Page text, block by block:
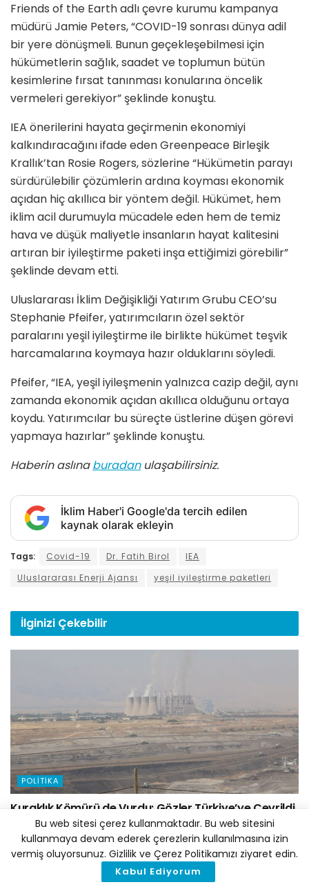
Friends of the Earth adlı çevre kurumu kampanya
müdürü Jamie Peters, “COVID-19 sonrası dünya adil
bir yere dönüşmeli. Bunun geçekleşebilmesi için
hükümetlerin sağlık, saadet ve toplumun bütün
kesimlerine fırsat tanınması konularına öncelik
vermeleri gerekiyor” şeklinde konuştu.
IEA önerilerini hayata geçirmenin ekonomiyi
kalkındıracağını ifade eden Greenpeace Birleşik
Krallık’tan Rosie Rogers, sözlerine “Hükümetin parayı
sürdürülebilir çözümlerin ardına koyması ekonomik
açıdan hiç akıllıca bir yöntem değil. Hükümet, hem
iklim acil durumuyla mücadele eden hem de temiz
hava ve düşük maliyetle insanların hayat kalitesini
artıran bir iyileştirme paketi inşa ettiğimizi görebilir”
şeklinde devam etti.
Uluslararası İklim Değişikliği Yatırım Grubu CEO’su
Stephanie Pfeifer, yatırımcıların özel sektör
paralarını yeşil iyileştirme ile birlikte hükümet teşvik
harcamalarına koymaya hazır olduklarını söyledi.
Pfeifer, “IEA, yeşil iyileşmenin yalnızca cazip değil, aynı
zamanda ekonomik açıdan akıllıca olduğunu ortaya
koydu. Yatırımcılar bu süreçte üstlerine düşen görevi
yapmaya hazırlar” şeklinde konuştu.
Haberin aslınaburadanulaşabilirsiniz.
İklim Haber'i Google'da tercih edilen
kaynak olarak ekleyin
Tags: Covid-19 Dr. Fatih Birol
IEA
Uluslararası Enerji Ajansı
yeşil iyileştirme paketleri
İlginizi Çekebilir
POLITIKA
Kuraklık Kömürü de Vurdu: Gözler Türkiye’ye Çevrildi
7 AĞUSTOS 2026
Bu web sitesi çerez kullanmaktadır. Bu web sitesini
kullanmaya devam ederek çerezlerin kullanılmasına izin
vermiş oluyorsunuz. Gizlilik ve Çerez Politikamızı ziyaret edin.
Kabul Ediyorum